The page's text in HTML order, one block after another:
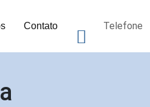
Contato Telefone